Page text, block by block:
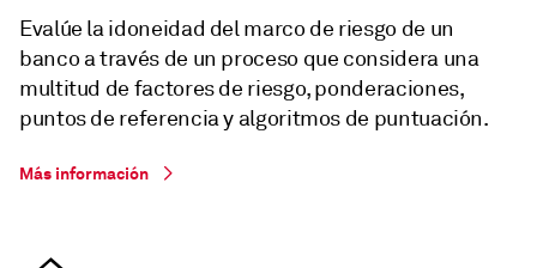
Evalúe la idoneidad del marco de riesgo de un
banco a través de un proceso que considera una
multitud de factores de riesgo, ponderaciones,
puntos de referencia y algoritmos de puntuación.
Más información